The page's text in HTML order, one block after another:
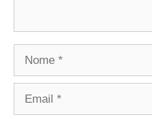
Nome
Email